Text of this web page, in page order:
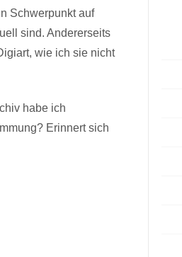
Schwerpunkt auf
sind. Andererseits
wie ich sie nicht
habe ich
Erinnert sich